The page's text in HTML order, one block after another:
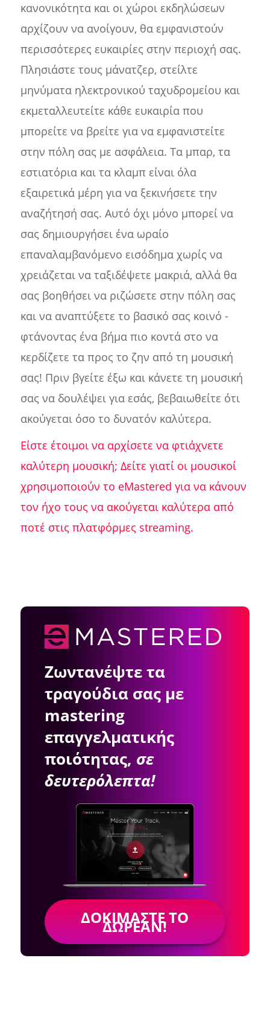
κανονικότητα και οι χώροι εκδηλώσεων
αρχίζουν να ανοίγουν, θα εμφανιστούν
περισσότερες ευκαιρίες στην περιοχή σας.
Πλησιάστε τους μάνατζερ, στείλτε
μηνύματα ηλεκτρονικού ταχυδρομείου και
εκμεταλλευτείτε κάθε ευκαιρία που
μπορείτε να βρείτε για να εμφανιστείτε
στην πόλη σας με ασφάλεια. Τα μπαρ, τα
εστιατόρια και τα κλαμπ είναι όλα
εξαιρετικά μέρη για να ξεκινήσετε την
αναζήτησή σας. Αυτό όχι μόνο μπορεί να
σας δημιουργήσει ένα ωραίο
επαναλαμβανόμενο εισόδημα χωρίς να
χρειάζεται να ταξιδέψετε μακριά, αλλά θα
σας βοηθήσει να ριζώσετε στην πόλη σας
και να αναπτύξετε το βασικό σας κοινό -
φτάνοντας ένα βήμα πιο κοντά στο να
κερδίζετε τα προς το ζην από τη μουσική
σας! Πριν βγείτε έξω και κάνετε τη μουσική
σας να δουλέψει για εσάς, βεβαιωθείτε ότι
ακούγεται όσο το δυνατόν καλύτερα.
Είστε έτοιμοι να αρχίσετε να φτιάχνετε
καλύτερη μουσική; Δείτε γιατί οι μουσικοί
χρησιμοποιούν το eMastered για να κάνουν
τον ήχο τους να ακούγεται καλύτερα από
ποτέ στις πλατφόρμες streaming.
Ζωντανέψτε τα
τραγούδια σας με
mastering
επαγγελματικής
ποιότητας, σε
δευτερόλεπτα!
ΔΟΚΙΜΆΣΤΕ ΤΟ
ΔΩΡΕΆΝ!